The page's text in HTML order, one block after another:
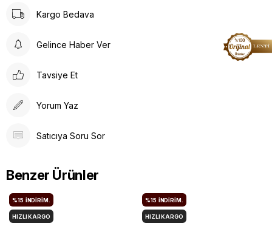
Kargo Bedava
Gelince Haber Ver
Tavsiye Et
Yorum Yaz
Satıcıya Soru Sor
Benzer Ürünler
%15 İNDIRIM.
HIZLI KARGO
%15 İNDIRIM.
HIZLI KARGO